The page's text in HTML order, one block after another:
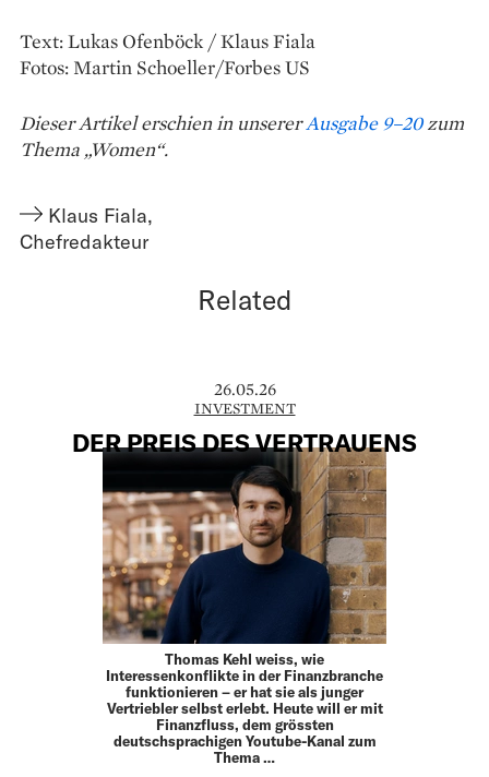
Text: Lukas Ofenböck / Klaus Fiala
Fotos: Martin Schoeller/Forbes US
Dieser Artikel erschien in unsererAusgabe 9–20zum
Thema „Women“.
Klaus Fiala,
Chefredakteur
Related
26.05.26
INVESTMENT
DER PREIS DES VERTRAUENS
Thomas Kehl weiss, wie
Interessenkonflikte in der Finanzbranche
funktionieren – er hat sie als junger
Vertriebler selbst erlebt. Heute will er mit
Finanzfluss, dem grössten
deutschsprachigen Youtube-Kanal zum
Thema …